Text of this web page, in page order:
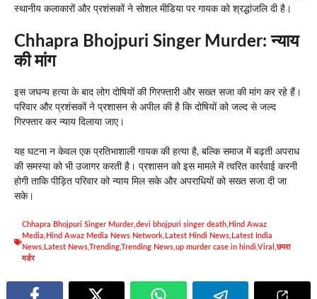
स्थानीय कलाकारों और प्रशंसकों ने सोशल मीडिया पर गायक को श्रद्धांजलि दी है।
Chhapra Bhojpuri Singer Murder:न्याय
की मांग
इस जघन्य हत्या के बाद लोग दोषियों की गिरफ्तारी और सख्त सजा की मांग कर रहे हैं।
परिवार और प्रशंसकों ने प्रशासन से अपील की है कि दोषियों को जल्द से जल्द
गिरफ्तार कर न्याय दिलाया जाए।
यह घटना न केवल एक प्रतिभाशाली गायक की हत्या है, बल्कि समाज में बढ़ती अपराध
की समस्या को भी उजागर करती है। प्रशासन को इस मामले में त्वरित कार्रवाई करनी
होगी ताकि पीड़ित परिवार को न्याय मिल सके और अपराधियों को सख्त सजा दी जा
सके।
Chhapra Bhojpuri Singer Murder devi bhojpuri singer death Hind Awaz
Media Hind Awaz Media News Network Latest Hindi News Latest India
News Latest NewsTrendingTrending News up murder case in hindi Viral ,छपरा
मर्डर